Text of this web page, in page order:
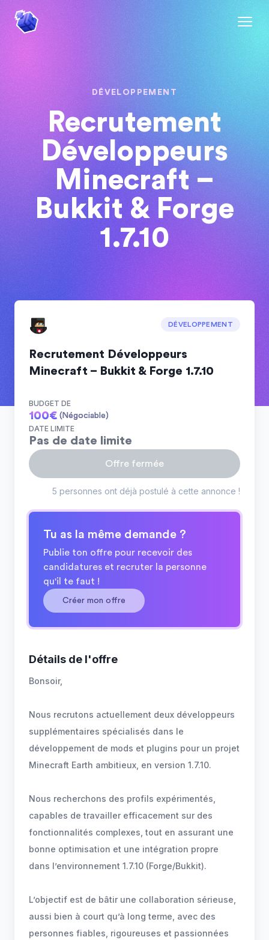
DÉVELOPPEMENT
Recrutement
Développeurs
Minecraft –
Bukkit & Forge
1.7.10
DÉVELOPPEMENT
Recrutement Développeurs
Minecraft – Bukkit & Forge 1.7.10
BUDGET DE
100€ (Négociable)
DATE LIMITE
Pas de date limite
Offre fermée
5 personnes ont déjà postulé à cette annonce !
Tu as la même demande ?
Publie ton offre pour recevoir des
candidatures et recruter la personne
qu'il te faut !
Créer mon offre
Détails de l'offre
Bonsoir,
Nous recrutons actuellement deux développeurs
supplémentaires spécialisés dans le
développement de mods et plugins pour un projet
Minecraft Earth ambitieux, en version 1.7.10.
Nous recherchons des profils expérimentés,
capables de travailler efficacement sur des
fonctionnalités complexes, tout en assurant une
bonne optimisation et une intégration propre
dans l’environnement 1.7.10 (Forge/Bukkit).
L’objectif est de bâtir une collaboration sérieuse,
aussi bien à court qu’à long terme, avec des
personnes fiables, rigoureuses et passionnées